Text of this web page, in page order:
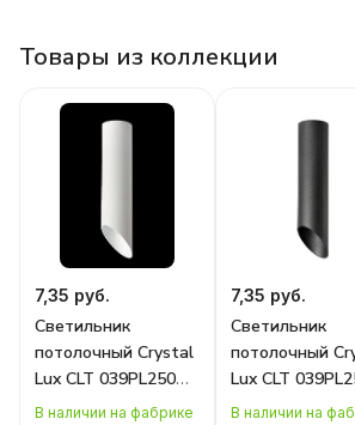
Товары из коллекции
7,35 руб.
Светильник
потолочный Crystal
Lux CLT 039PL250
WH-WH
В наличии на фабрике
7,35 руб.
Светильник
потолочный
Lux CLT
BL-BL
В наличии на